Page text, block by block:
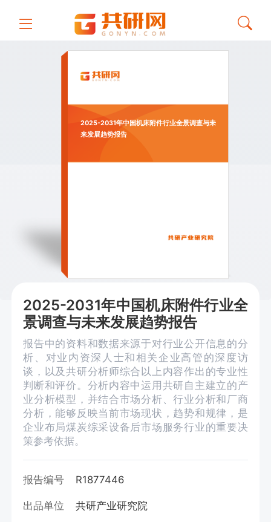
2025-2031年中国机床附件行业全景调查与未
来发展趋势报告
2025-2031年中国机床附件行业全
景调查与未来发展趋势报告
报告中的资料和数据来源于对行业公开信息的分
析、对业内资深人士和相关企业高管的深度访
谈，以及共研分析师综合以上内容作出的专业性
判断和评价。分析内容中运用共研自主建立的产
业分析模型，并结合市场分析、行业分析和厂商
分析，能够反映当前市场现状，趋势和规律，是
企业布局煤炭综采设备后市场服务行业的重要决
策参考依据。
报告编号 R1877446
出品单位 共研产业研究院